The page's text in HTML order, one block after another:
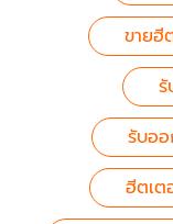
ขายฮี
รับอ
ฮีตเต